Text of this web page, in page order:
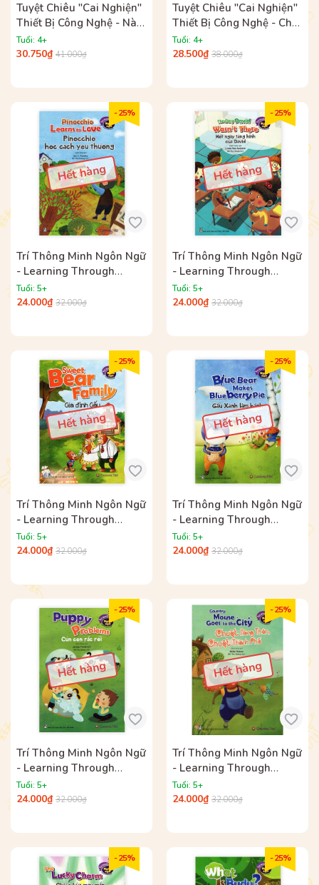
Tuyệt Chiêu "Cai Nghiện"
Thiết Bị Công Nghệ - Nào
Bạn Ơi, Ra Ngoài Chơi!
Tuổi: 4+
30.750₫ 41.000₫
Tuyệt Chiêu "Cai Nghiện"
Thiết Bị Công Nghệ - Chơi
Cùng Lettie, Vui Mê Li
Tuổi: 4+
28.500₫ 38.000₫
Hết hàng
- 25%
Trí Thông Minh Ngôn Ngữ
- Learning Through
Reading - Pinocchio Học
Cách Yêu Thương (Song
Tuổi: 5+
24.000₫ 32.000₫
Hết hàng
- 25%
Trí Thông Minh Ngôn Ngữ
- Learning Through
Reading - Một Ngày Tàng
Hình Của David (Song
Tuổi: 5+
24.000₫ 32.000₫
Hết hàng
- 25%
Trí Thông Minh Ngôn Ngữ
- Learning Through
Reading - Gia Đình Gấu
Ngọt Ngào (Song Ngữ)
Tuổi: 5+
24.000₫ 32.000₫
Hết hàng
- 25%
Trí Thông Minh Ngôn Ngữ
- Learning Through
Reading - Gấu Xanh Làm
Bánh (Song Ngữ)
Tuổi: 5+
24.000₫ 32.000₫
Hết hàng
- 25%
Trí Thông Minh Ngôn Ngữ
- Learning Through
Reading - Cún Con Rắc
Rối (Song Ngữ)
Tuổi: 5+
24.000₫ 32.000₫
Hết hàng
- 25%
Trí Thông Minh Ngôn Ngữ
- Learning Through
Reading - Chuột Nông
Thôn, Chuột Thành Phố
Tuổi: 5+
24.000₫ 32.000₫
- 25% - 25%